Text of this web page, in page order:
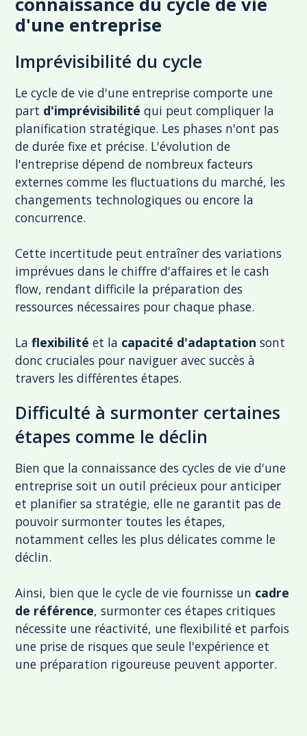
d'une entreprise
Imprévisibilité du cycle
Le cycle de vie d'une entreprise comporte une
part d'imprévisibilité qui peut compliquer la
planification stratégique. Les phases n'ont pas
de durée fixe et précise. L'évolution de
l'entreprise dépend de nombreux facteurs
externes comme les fluctuations du marché, les
changements technologiques ou encore la
concurrence.
Cette incertitude peut entraîner des variations
imprévues dans le chiffre d'affaires et le cash
flow, rendant difficile la préparation des
ressources nécessaires pour chaque phase.
Laflexibilité et la capacité d'adaptation sont
donc cruciales pour naviguer avec succès à
travers les différentes étapes.
Difficulté à surmonter certaines
étapes comme le déclin
Bien que la connaissance des cycles de vie d'une
entreprise soit un outil précieux pour anticiper
et planifier sa stratégie, elle ne garantit pas de
pouvoir surmonter toutes les étapes,
notamment celles les plus délicates comme le
déclin.
Ainsi, bien que le cycle de vie fournisse un cadre
de référence, surmonter ces étapes critiques
nécessite une réactivité, une flexibilité et parfois
une prise de risques que seule l'expérience et
une préparation rigoureuse peuvent apporter.